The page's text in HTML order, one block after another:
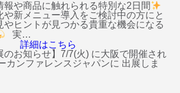
報や商品に触れられる特別な2日間
や新メニュー導入をご検討中の方にと
やヒントが見つかる貴重な機会になる
実…
詳細はこちら